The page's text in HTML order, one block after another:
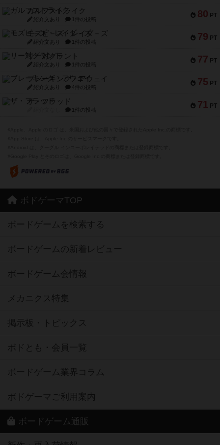
80 PT
ガルフストライク
紹介文あり 1件の投稿
79 PT
モズビ－ズ・レイダ－ズ
紹介文あり 1件の投稿
77 PT
リー対グラント
紹介文あり 1件の投稿
75 PT
ブレーキング・アウェイ
紹介文あり 4件の投稿
71 PT
ザ・フラッド
1件の投稿
ボドゲーマTOP
ボードゲームを検索する
ボードゲームの新着レビュー
ボードゲーム会情報
メカニクス特集
掲示板・トピックス
ボドとも・会員一覧
ボードゲーム業界コラム
ボドゲーマご利用案内
ボードゲーム通販